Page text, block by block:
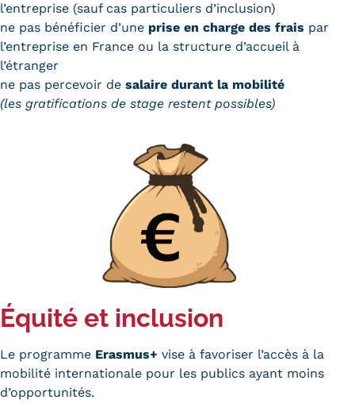
l’entreprise (sauf cas particuliers d’inclusion)
ne pas bénéficier d’une prise en charge des frais par
l’entreprise en France ou la structure d’accueil à
l’étranger
ne pas percevoir de salaire durant la mobilité
(les gratifications de stage restent possibles)
Équité et inclusion
Le programme Erasmus+ vise à favoriser l’accès à la
mobilité internationale pour les publics ayant moins
d’opportunités.